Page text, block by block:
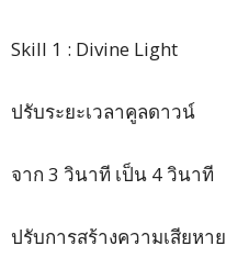
Skill 1 : Divine Light
ปรับระยะเวลาคูลดาวน์
จาก 3 วินาที เป็น 4 วินาที
ปรับการสร้างความเสียหาย